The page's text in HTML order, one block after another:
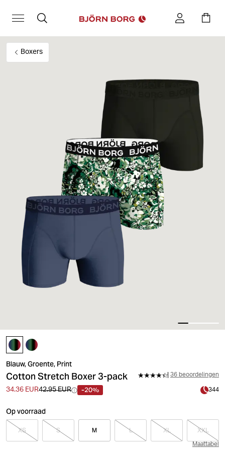
Boxers
Blauw, Groente, Print
Cotton Stretch Boxer 3-pack 36 beoordelingen
34.36 EUR42.95 EUR -20% 344
Op voorraad
XS S M L XL XXL
Maattabel